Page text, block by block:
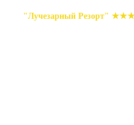
"Лучезарный Резорт"